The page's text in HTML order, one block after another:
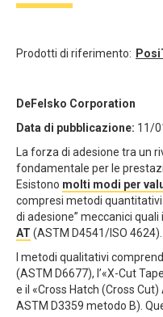
Prodotti di riferimento:
DeFelsko Corporation
Data di pubblicazione: 11/
La forza di adesione tra un
fondamentale per le
Esistono molti modi per
compresi metodi
di adesione” meccanici quali il
AT (ASTM D4541/ISO 4624).
I metodi qualitativi
(ASTM D6677), l’«X-Cut
e il «Cross Hatch (Cross
ASTM D3359 metodo B).